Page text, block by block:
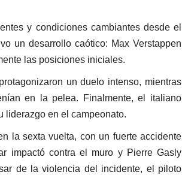
y condiciones cambiantes desde el
un desarrollo caótico: Max Verstappen
las posiciones iniciales.
un duelo intenso, mientras
en la pelea. Finalmente, el italiano
liderazgo en el campeonato.
la sexta vuelta, con un fuerte accidente
impactó contra el muro y Pierre Gasly
de la violencia del incidente, el piloto